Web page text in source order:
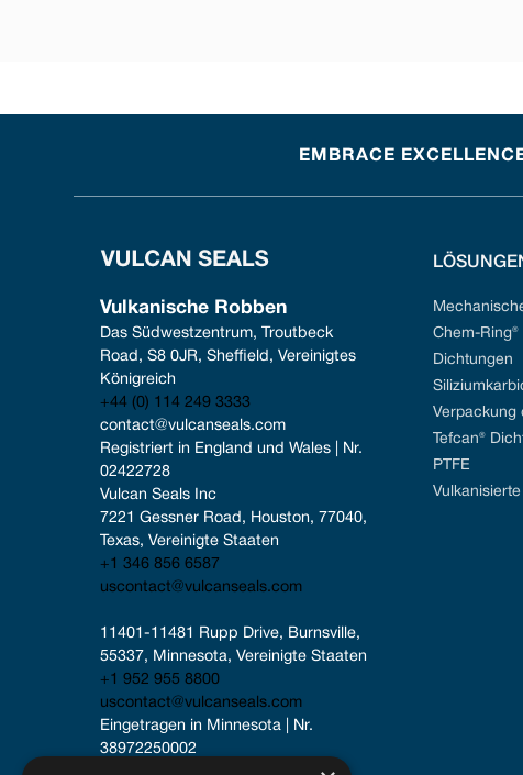
EMBRACE
Vulkanische Robben
Das Südwestzentrum, Troutbeck
Road, S8 0JR, Sheffield, Vereinigtes
Königreich
+44 (0) 114 249 3333
contact@vulcanseals.com
Registriert in England und Wales | Nr.
02422728
Vulcan Seals Inc
7221 Gessner Road, Houston, 77040,
Texas, Vereinigte Staaten
+1 346 856 6587
uscontact@vulcanseals.com
11401-11481 Rupp Drive, Burnsville,
55337, Minnesota, Vereinigte Staaten
+1 952 955 8800
uscontact@vulcanseals.com
Eingetragen in Minnesota | Nr.
38972250002
Chem-Ring®
Dichtungen
Verpackung
Tefcan®
PTFE